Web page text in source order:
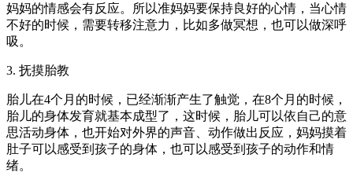
妈妈的情感会有反应。所以准妈妈要保持良好的心情，当心情
不好的时候，需要转移注意力，比如多做冥想，也可以做深呼
吸。
3. 抚摸胎教
胎儿在4个月的时候，已经渐渐产生了触觉，在8个月的时候，
胎儿的身体发育就基本成型了，这时候，胎儿可以依自己的意
思活动身体，也开始对外界的声音、动作做出反应，妈妈摸着
肚子可以感受到孩子的身体，也可以感受到孩子的动作和情
绪。